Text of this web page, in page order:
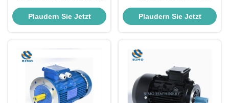
Induktion Elektromotor B3
Plaudern Sie Jetzt
Induktion Wechselstrommotor
Plaudern Sie Jetzt